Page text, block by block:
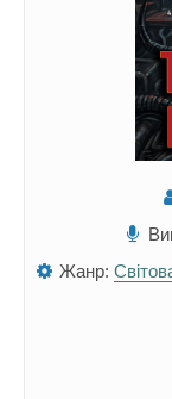
Жанр: